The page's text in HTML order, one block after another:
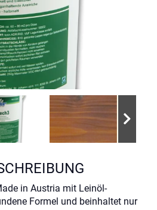
in Austria mit Leinöl-
Formel und beinhaltet nur